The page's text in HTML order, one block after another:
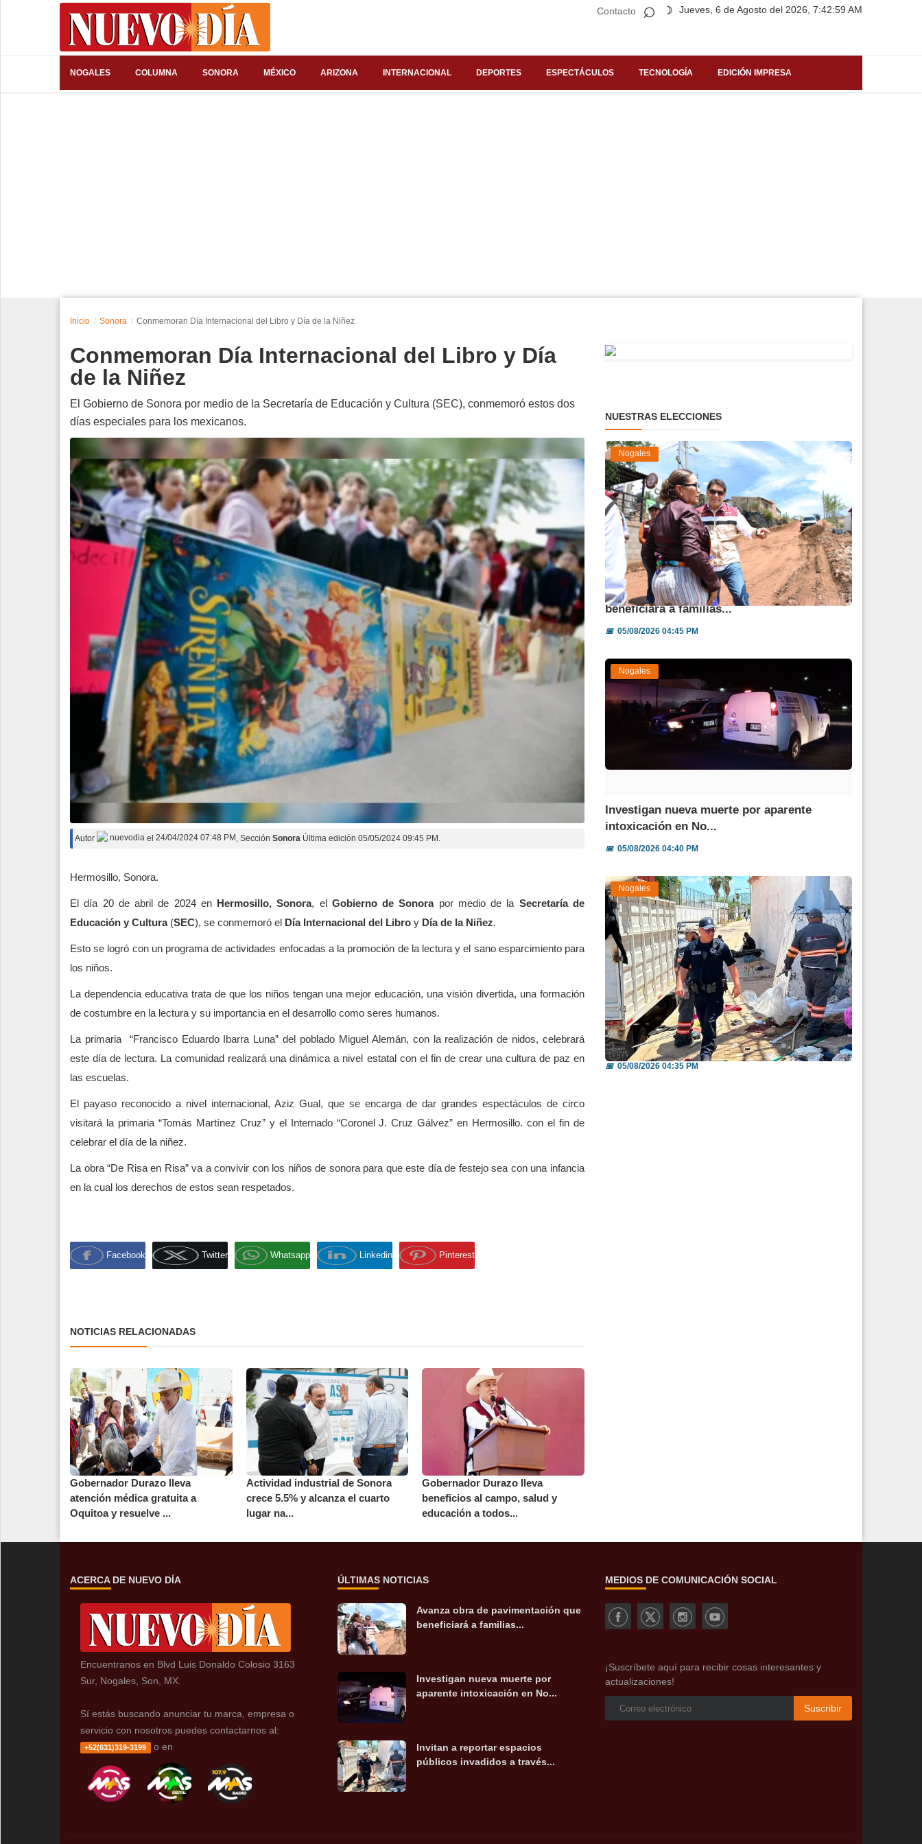
Contacto Jueves, 6 de Agosto del 2026, 7:42:59 AM
⌕ ☽
NOGALES COLUMNA SONORA MÉXICO ARIZONA INTERNACIONAL DEPORTES ESPECTÁCULOS TECNOLOGÍA EDICIÓN IMPRESA
Edición Impresa
Inicio Sonora Conmemoran Día Internacional del Libro y Día de la Niñez
Conmemoran Día Internacional del Libro y Día
de la Niñez
El Gobierno de Sonora por medio de la Secretaría de Educación y Cultura (SEC), conmemoró estos dos
días especiales para los mexicanos.
Autor nuevodia el 24/04/2024 07:48 PM , Sección Sonora Última edición 05/05/2024 09:45 PM.
Hermosillo, Sonora.
El día 20 de abril de 2024 en Hermosillo, Sonora, el Gobierno de Sonorapor medio de la Secretaría de
Educación y Cultura(SEC), se conmemoró el Día Internacional del Libro y Día de la Niñez.
Esto se logró con un programa de actividades enfocadas a la promoción de la lectura y el sano esparcimiento para
los niños.
La dependencia educativa trata de que los niños tengan una mejor educación, una visión divertida, una formación
de costumbre en la lectura y su importancia en el desarrollo como seres humanos.
La primaria “Francisco Eduardo Ibarra Luna” del poblado Miguel Alemán, con la realización de nidos, celebrará
este día de lectura. La comunidad realizará una dinámica a nivel estatal con el fin de crear una cultura de paz en
las escuelas.
El payaso reconocido a nivel internacional, Aziz Gual, que se encarga de dar grandes espectáculos de circo
visitará la primaria “Tomás Martínez Cruz” y el Internado “Coronel J. Cruz Gálvez” en Hermosillo. con el fin de
celebrar el día de la niñez.
La obra “De Risa en Risa” va a convivir con los niños de sonora para que este día de festejo sea con una infancia
en la cual los derechos de estos sean respetados.
Facebook Twitter Whatsapp Linkedin Pinterest
NOTICIAS RELACIONADAS
Gobernador Durazo lleva
atención médica gratuita a
Oquitoa y resuelve ...
Actividad industrial de Sonora
crece 5.5% y alcanza el cuarto
lugar na...
Gobernador Durazo lleva
beneficios al campo, salud y
educación a todos...
NUESTRAS ELECCIONES
Nogales
Avanza obra de pavimentación que
beneficiará a familias...
📅05/08/2026 04:45 PM
Nogales
Investigan nueva muerte por aparente
intoxicación en No...
📅05/08/2026 04:40 PM
Nogales
Invitan a reportar espacios públicos
invadidos a través...
📅05/08/2026 04:35 PM
ACERCA DE NUEVO DÍA
Encuentranos en Blvd Luis Donaldo Colosio 3163
Sur, Nogales, Son, MX.
Sí estás buscando anunciar tu marca, empresa o
servicio con nosotros puedes contactarnos al:
+52(631)319-3199 o en
ÚLTIMAS NOTICIAS
Avanza obra de pavimentación que
beneficiará a familias...
Investigan nueva muerte por
aparente intoxicación en No...
Invitan a reportar espacios
públicos invadidos a través...
MEDIOS DE COMUNICACIÓN SOCIAL
¡Suscríbete aquí para recibir cosas interesantes y
actualizaciones!
Suscribir